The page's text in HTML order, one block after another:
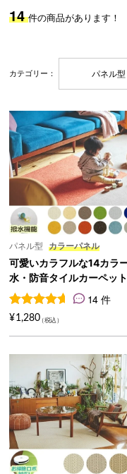
14 件の商品があります！
カテゴリー： パネル型
パネル型 カラーパネル
可愛いカラフルな14カラ
水・防音タイルカーペッ
m角『カラーパネル』
14
件の利用者評価に基づ
14 件
¥ 1,280